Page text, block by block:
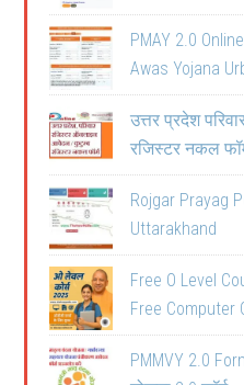
PMAY 2.0
Awas Yojana
उत्तर प्रदेश
रजिस्टर नकल
Rojgar Prayag
Uttarakhand
Free O Level
Free Computer
PMMVY 2.0